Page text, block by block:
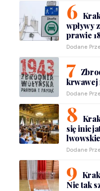
wpływy
prawie
Dodane
krwawej
Dodane
się
Dodane
Nie tak